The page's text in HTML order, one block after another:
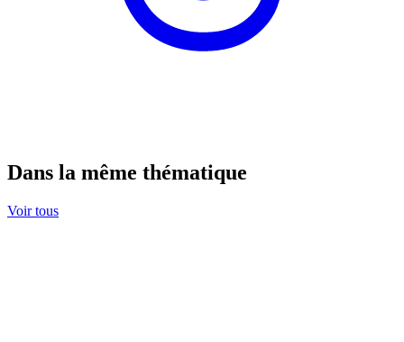
Dans la même thématique
Voir tous